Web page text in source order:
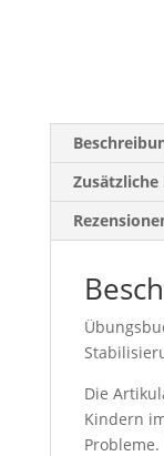
Die
Kindern